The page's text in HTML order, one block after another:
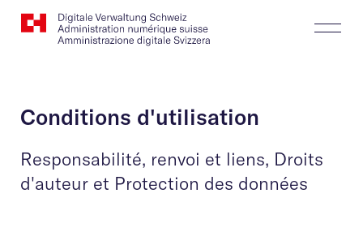
Website
Logo
Recherche
Conditions d'utilisation
Responsabilité, renvoi et liens, Droits
d'auteur et Protection des données